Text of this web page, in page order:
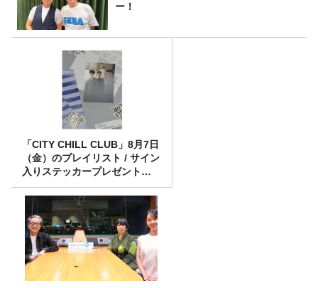
ー！
「CITY CHILL CLUB」8月7日
（金）のプレイリスト / サイン
入りステッカープレゼント有
り